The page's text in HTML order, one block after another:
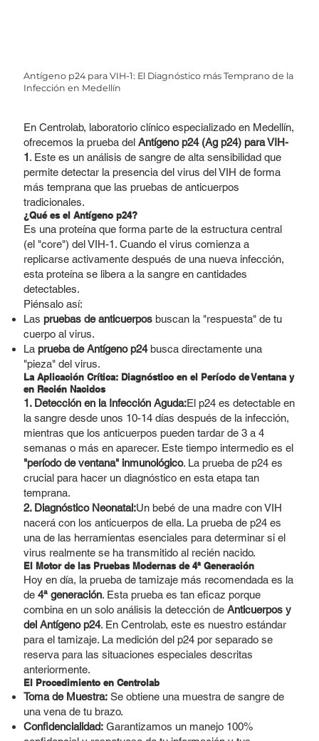
Antígeno p24 para VIH-1: El Diagnóstico más Temprano de la
Infección en Medellín
En Centrolab, laboratorio clínico especializado en Medellín,
ofrecemos la prueba del Antígeno p24 (Ag p24) para VIH-
1. Este es un análisis de sangre de alta sensibilidad que
permite detectar la presencia del virus del VIH de forma
más temprana que las pruebas de anticuerpos
tradicionales.
¿Qué es el Antígeno p24?
Es una proteína que forma parte de la estructura central
(el "core") del VIH-1. Cuando el virus comienza a
replicarse activamente después de una nueva infección,
esta proteína se libera a la sangre en cantidades
detectables.
Piénsalo así:
Las pruebas de anticuerposbuscan la "respuesta" de tu
cuerpo al virus.
La prueba de Antígeno p24busca directamente una
"pieza" del virus.
La Aplicación Crítica: Diagnóstico en el Período de Ventana y
en Recién Nacidos
1. Detección en la Infección Aguda:El p24 es detectable en
la sangre desde unos 10-14 días después de la infección,
mientras que los anticuerpos pueden tardar de 3 a 4
semanas o más en aparecer. Este tiempo intermedio es el
"período de ventana" inmunológico. La prueba de p24 es
crucial para hacer un diagnóstico en esta etapa tan
temprana.
2. Diagnóstico Neonatal:Un bebé de una madre con VIH
nacerá con los anticuerpos de ella. La prueba de p24 es
una de las herramientas esenciales para determinar si el
virus realmente se ha transmitido al recién nacido.
El Motor de las Pruebas Modernas de 4ª Generación
Hoy en día, la prueba de tamizaje más recomendada es la
de 4ª generación. Esta prueba es tan eficaz porque
combina en un solo análisis la detección de Anticuerpos y
del Antígeno p24. En Centrolab, este es nuestro estándar
para el tamizaje. La medición del p24 por separado se
reserva para las situaciones especiales descritas
anteriormente.
El Procedimiento en Centrolab
Toma de Muestra:Se obtiene una muestra de sangre de
una vena de tu brazo.
Confidencialidad:Garantizamos un manejo 100%